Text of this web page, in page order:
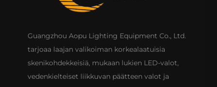
Guangzhou Aopu Lighting Equipment Co., Ltd.
tarjoaa laajan valikoiman korkealaatuisia
skenikohdekkeisiä, mukaan lukien LED-valot,
vedenkielteiset liikkuvan päätteen valot ja